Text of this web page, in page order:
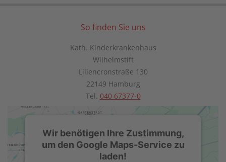
So finden Sie uns
Kath. Kinderkrankenhaus
Wilhelmstift
Liliencronstraße 130
22149 Hamburg
Tel. 040 67377-0
Wir benötigen Ihre Zustimmung,
um den Google Maps-Service zu
laden!